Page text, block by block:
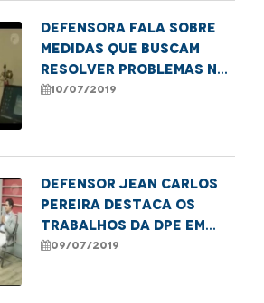
Defensora fala sobre
medidas que buscam
resolver problemas na
infraestrutura da
10/07/2019
Defensor Jean Carlos
Pereira destaca os
trabalhos da DPE em
prol dos direitos
09/07/2019